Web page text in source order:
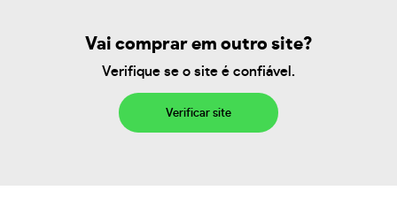
Vai comprar em outro site?
Verifique se o site é confiável.
Verificar site